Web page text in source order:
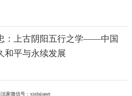
：上古阴阳五行之学——中国
和平与永续发展
法家微信号：xinfajianet